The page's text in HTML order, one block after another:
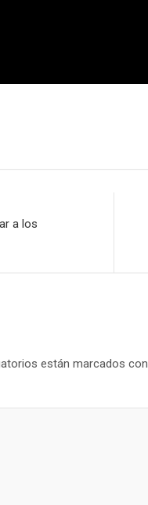
a los
están marcados con